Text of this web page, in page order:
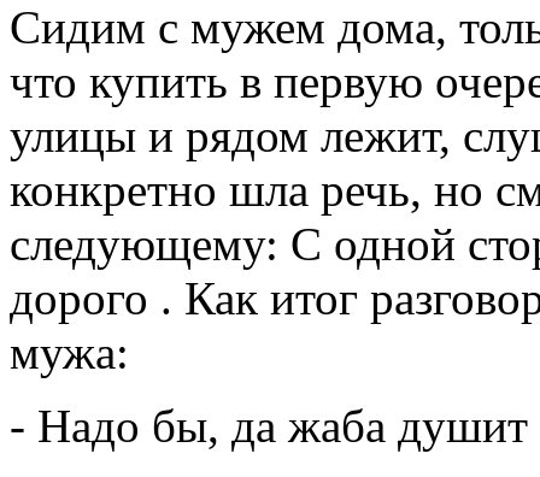
Сидим с мужем дома,
что купить в первую
улицы и рядом лежит,
конкретно шла речь, но
следующему: С одной
дорого . Как итог
мужа:
- Надо бы, да жаба душит